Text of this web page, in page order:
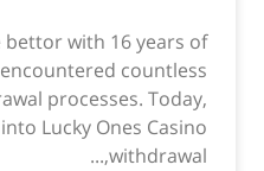
bettor with 16 years of
countless
processes. Today,
Lucky Ones Casino
withdrawal,...